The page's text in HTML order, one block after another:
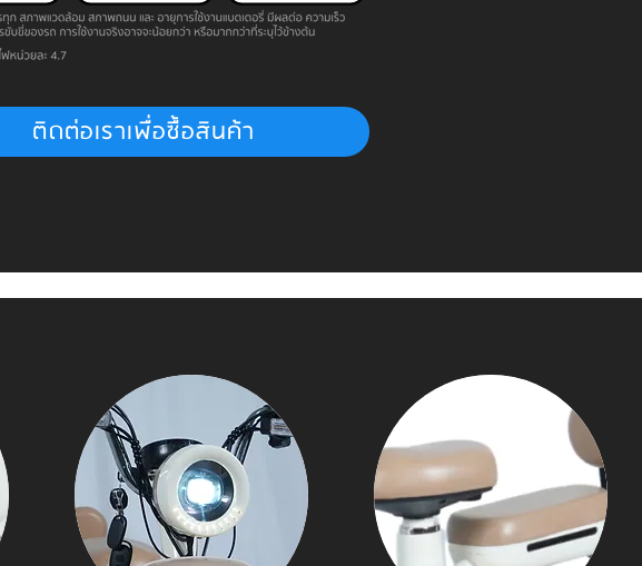
ติดต่อเราเพื่อซื้อสินค้า